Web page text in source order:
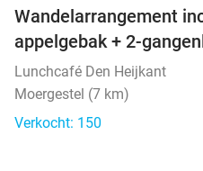
Wandelarrangement
appelgebak + 2-
Lunchcafé Den Heijkant
Moergestel (7 km)
Verkocht: 150